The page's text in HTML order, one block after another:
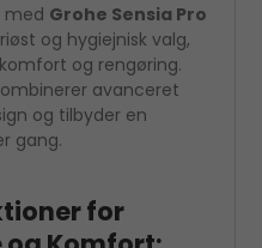
med Grohe Sensia Pro
og hygiejnisk valg,
og rengøring.
avanceret
og tilbyder en
gang.
for